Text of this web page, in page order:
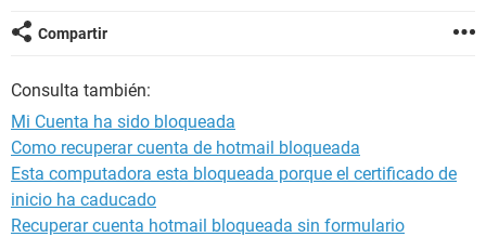
Compartir
Consulta también:
Mi Cuenta ha sido bloqueada
Como recuperar cuenta de hotmail bloqueada
Esta computadora esta bloqueada porque el certificado de
inicio ha caducado
Recuperar cuenta hotmail bloqueada sin formulario